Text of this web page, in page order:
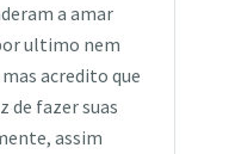
a amar
ultimo nem
acredito que
de fazer suas
assim